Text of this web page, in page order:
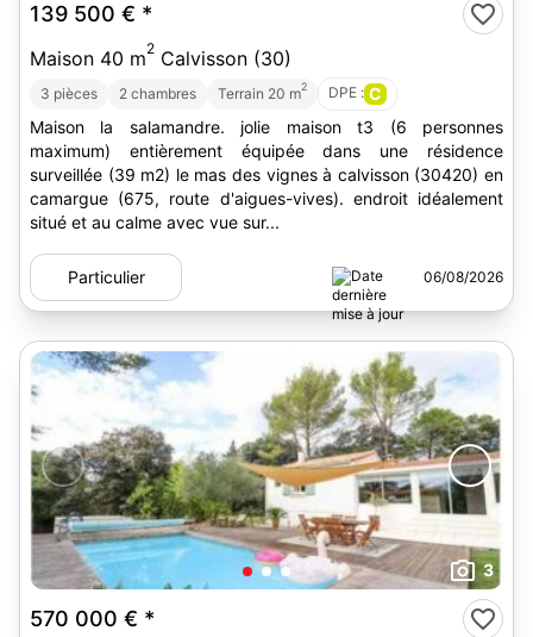
139 500 € *
Maison 40 m2 Calvisson (30)
3 pièces 2 chambres Terrain 20 m2 DPE : C
Maison la salamandre. jolie maison t3 (6 personnes
maximum) entièrement équipée dans une résidence
surveillée (39 m2) le mas des vignes à calvisson (30420) en
camargue (675, route d'aigues-vives). endroit idéalement
situé et au calme avec vue sur...
Particulier 06/08/2026
3
570 000 € *